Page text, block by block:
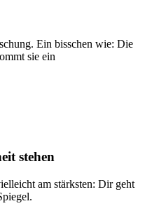
Ein bisschen wie: Die
sie ein
stehen
am stärksten: Dir geht